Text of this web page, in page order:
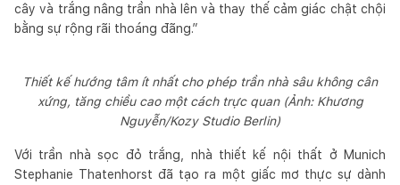
cây và trắng nâng trần nhà lên và thay thế cảm giác chật chội
bằng sự rộng rãi thoáng đãng.”
Thiết kế hướng tâm ít nhất cho phép trần nhà sâu không cân
xứng, tăng chiều cao một cách trực quan (Ảnh: Khương
Nguyễn/Kozy Studio Berlin)
Với trần nhà sọc đỏ trắng, nhà thiết kế nội thất ở Munich
Stephanie Thatenhorst đã tạo ra một giấc mơ thực sự dành